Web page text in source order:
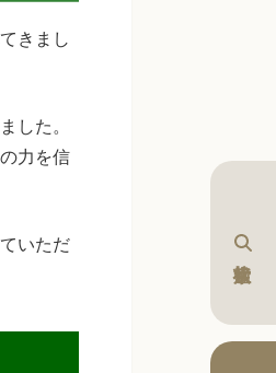
きまし
した。
力を信
いただ